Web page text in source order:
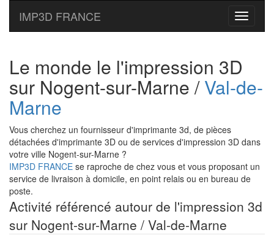
Toggle
IMP3D FRANCE
Le monde le l'impression 3D
sur Nogent-sur-Marne /Val-de-
Marne
Vous cherchez un fournisseur d'imprimante 3d, de pièces
détachées d'imprimante 3D ou de services d'impression 3D dans
votre ville Nogent-sur-Marne ?
IMP3D FRANCE se raproche de chez vous et vous proposant un
service de livraison à domicile, en point relais ou en bureau de
poste.
Activité référencé autour de l'impression 3d
sur Nogent-sur-Marne / Val-de-Marne